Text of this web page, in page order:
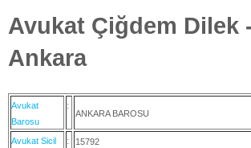
Avukat Çiğdem Dilek
Ankara
Avukat
Barosu
:
ANKARA BAROSU
Avukat Sicil
: 15792